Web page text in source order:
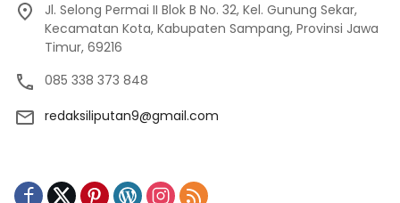
Jl. Selong Permai II Blok B No. 32, Kel. Gunung Sekar,
Kecamatan Kota, Kabupaten Sampang, Provinsi Jawa
Timur, 69216
085 338 373 848
redaksiliputan9@gmail.com